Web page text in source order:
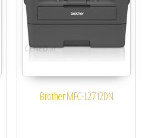
Brother MFC-L2712DN